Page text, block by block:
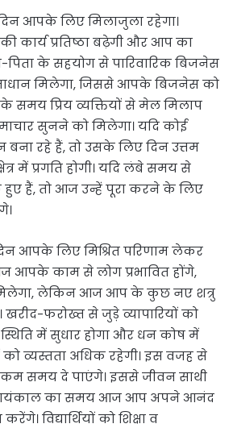
आपके लिए मिलाजुला रहेगा।
कार्य प्रतिष्ठा बढ़ेगी और आप का
पिता के सहयोग से पारिवारिक बिजनेस
मिलेगा, जिससे आपके बिजनेस को
समय प्रिय व्यक्तियों से मेल मिलाप
सुनने को मिलेगा। यदि कोई
बना रहे हैं, तो उसके लिए दिन उत्तम
में प्रगति होगी। यदि लंबे समय से
हैं, तो आज उन्हें पूरा करने के लिए
आपके लिए मिश्रित परिणाम लेकर
आपके काम से लोग प्रभावित होंगे,
लेकिन आज आप के कुछ नए शत्रु
खरीद-फरोख्त से जुड़े व्यापारियों को
में सुधार होगा और धन कोष में
को व्यस्तता अधिक रहेगी। इस वजह से
समय दे पाएंगे। इससे जीवन साथी
सायंकाल का समय आज आप अपने आनंद
विद्यार्थियों को शिक्षा व